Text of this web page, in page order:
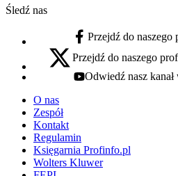
Śledź nas
facebook - otwiera się w nowej
Przejdź do naszego
x - otwiera się w nowej karcie
Przejdź do naszego
youtube - otwiera się w nowej
Odwiedź nasz
O nas
Zespół
Kontakt
Regulamin
Księgarnia Profinfo.pl
Wolters Kluwer